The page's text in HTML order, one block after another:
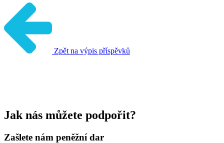
Zpět na výpis příspěvků
Jak nás můžete podpořit?
Zašlete nám peněžní dar